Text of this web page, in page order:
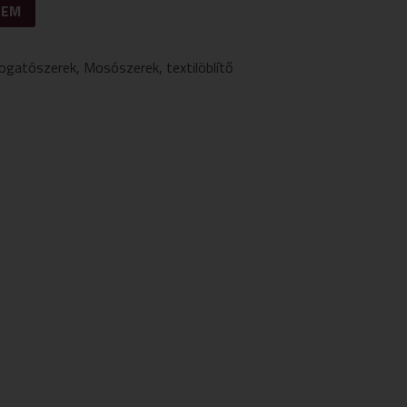
, Mosószerek, textilöblítő